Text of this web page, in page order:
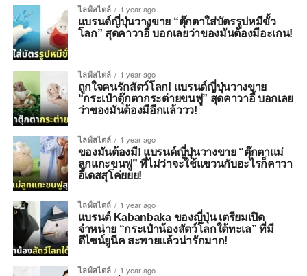
ไลฟ์สไตล์ 1 year ago
แบรนด์ญี่ปุ่นวางขาย “ตุ๊กตาใส่บัตรรูปหมีขั้ว
โลก” สุดคาวาอี้ บอกเลยว่าของมันต้องมีอะเกน!
ไลฟ์สไตล์ 1 year ago
ถูกใจคนรักสัตว์โลก! แบรนด์ญี่ปุ่นวางขาย
“กระเป๋าตุ๊กตากระต่ายขนฟู” สุดคาวาอี้ บอกเลย
ว่าของมันต้องมีอีกแล้ววว!
ไลฟ์สไตล์ 1 year ago
ของมันต้องมี! แบรนด์ญี่ปุ่นวางขาย “ตุ๊กตาแม่
ลูกแกะขนฟู” ที่ไม่ว่าจะใช้แขวนกับอะไรก็คาวา
อี้เดสสุโค่ยยย!
ไลฟ์สไตล์ 1 year ago
แบรนด์ Kabanbaka ของญี่ปุ่น เตรียมเปิด
จำหน่าย “กระเป๋าน้องสัตว์โลกใต้ทะเล” ที่มี
ดีไซน์ยูนีค สะพายแล้วน่ารักมาก!
ไลฟ์สไตล์ 1 year ago